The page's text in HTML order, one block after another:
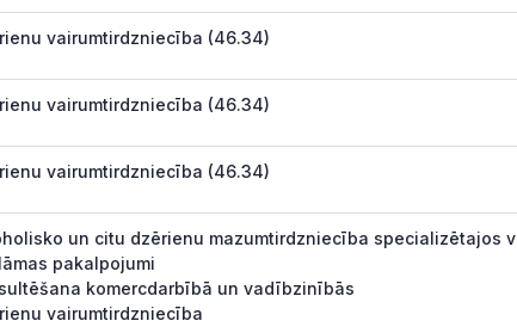
vairumtirdzniecība (46.34)
vairumtirdzniecība (46.34)
vairumtirdzniecība (46.34)
un citu dzērienu mazumtirdzniecība specializētajos
pakalpojumi
komercdarbībā un vadībzinībās
vairumtirdzniecība